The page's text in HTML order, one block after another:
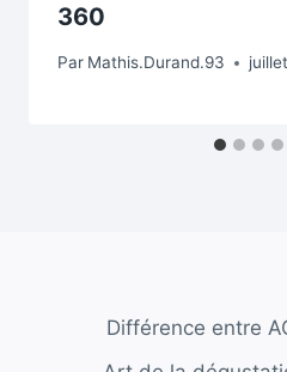
360
Par Mathis.Durand.93
Différence entre